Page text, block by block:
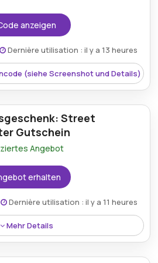
Kein Minimum erforderlich
alle Kunden
Zeitlich begrenztes Angebot
mit anderen Aktionen
Informationen finden Sie
auf der Website des Händlers.
anzeigen
Dernière utilisation : il y a 13 heures
(siehe Screenshot und Details)
15€ bei Eingabe des gültigen
an der Kasse.
Street
Gutschein
Angebot
erhalten
Dernière utilisation : il y a 11 heures
Mehr Details